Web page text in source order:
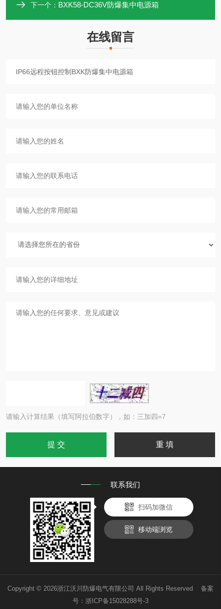
下一个： BXK58-DC36V防爆集中电源箱
在线留言
请输入计算结果（填写阿拉伯数字），如：三加四=7
联系我们
扫码加微信
移动端浏览
Copyright © 2026浙江沃川防爆电气有限公司 All Rights Reserved 备案
号： 浙ICP备15028288号-3